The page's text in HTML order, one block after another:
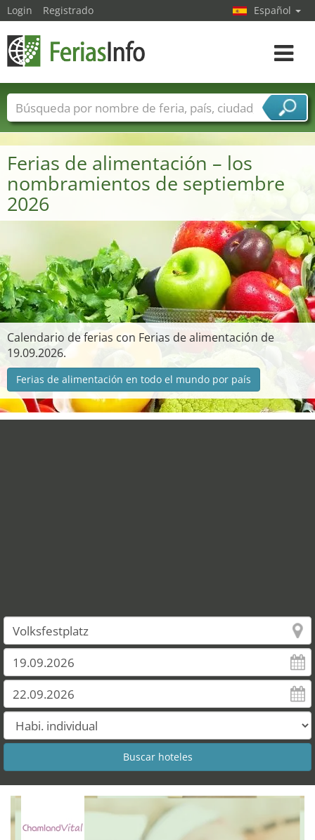
Ferias de alimentación – los
nombramientos de septiembre
2026
Calendario de ferias con Ferias de alimentación de
19.09.2026.
Ferias de alimentación en todo el mundo por país
Login Registrado Español
toggle
Nombres de ferias Países
Ciudades
Sectores de ferias
Sectores de proveedor de servicios